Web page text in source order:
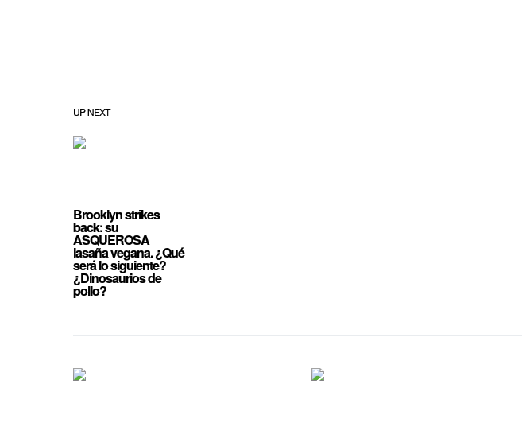
UP NEXT
Brooklyn strikes
back: su
ASQUEROSA
lasaña vegana. ¿Qué
será lo siguiente?
¿Dinosaurios de
pollo?